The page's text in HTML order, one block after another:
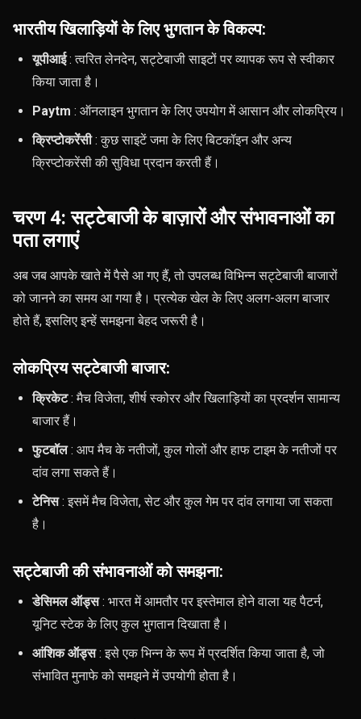
भारतीय खिलाड़ियों के लिए भुगतान के विकल्प:
यूपीआई: त्वरित लेनदेन, सट्टेबाजी साइटों पर व्यापक रूप से स्वीकार
किया जाता है।
Paytm : ऑनलाइन भुगतान के लिए उपयोग में आसान और लोकप्रिय।
क्रिप्टोकरेंसी: कुछ साइटें जमा के लिए बिटकॉइन और अन्य
क्रिप्टोकरेंसी की सुविधा प्रदान करती हैं।
चरण 4: सट्टेबाजी के बाज़ारों और संभावनाओं का
पता लगाएं
अब जब आपके खाते में पैसे आ गए हैं, तो उपलब्ध विभिन्न सट्टेबाजी बाजारों
को जानने का समय आ गया है। प्रत्येक खेल के लिए अलग-अलग बाजार
होते हैं, इसलिए इन्हें समझना बेहद जरूरी है।
लोकप्रिय सट्टेबाजी बाजार:
क्रिकेट: मैच विजेता, शीर्ष स्कोरर और खिलाड़ियों का प्रदर्शन सामान्य
बाजार हैं।
फुटबॉल: आप मैच के नतीजों, कुल गोलों और हाफ टाइम के नतीजों पर
दांव लगा सकते हैं।
टेनिस: इसमें मैच विजेता, सेट और कुल गेम पर दांव लगाया जा सकता
है।
सट्टेबाजी की संभावनाओं को समझना:
डेसिमल ऑड्स: भारत में आमतौर पर इस्तेमाल होने वाला यह पैटर्न,
यूनिट स्टेक के लिए कुल भुगतान दिखाता है।
आंशिक ऑड्स: इसे एक भिन्न के रूप में प्रदर्शित किया जाता है, जो
संभावित मुनाफे को समझने में उपयोगी होता है।